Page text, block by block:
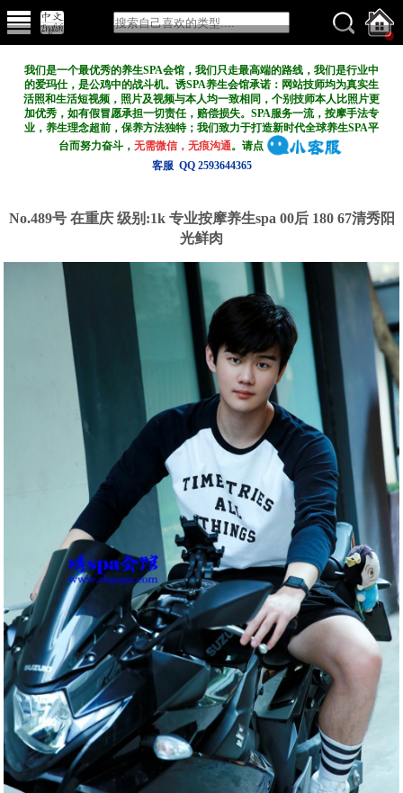
我们是一个最优秀的养生SPA会馆，我们只走最高端的路线，我们是行业中
的爱玛仕，是公鸡中的战斗机。诱SPA养生会馆承诺：网站技师均为真实生
活照和生活短视频，照片及视频与本人均一致相同，个别技师本人比照片更
加优秀，如有假冒愿承担一切责任，赔偿损失。SPA服务一流，按摩手法专
业，养生理念超前，保养方法独特；我们致力于打造新时代全球养生SPA平
台而努力奋斗，无需微信，无痕沟通。请点
客服 QQ 2593644365
No.489号 在重庆 级别:1k 专业按摩养生spa 00后 180 67清秀阳
光鲜肉